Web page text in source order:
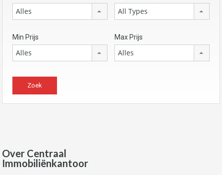
Alles All Types
Min Prijs
Alles
Max Prijs
Alles
Over Centraal
Immobiliënkantoor